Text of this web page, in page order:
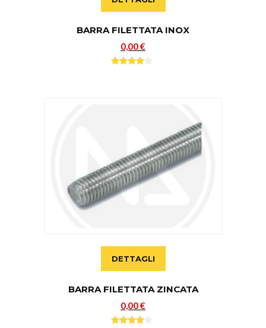
BARRA FILETTATA INOX
0,00 €
DETTAGLI
BARRA FILETTATA ZINCATA
0,00 €